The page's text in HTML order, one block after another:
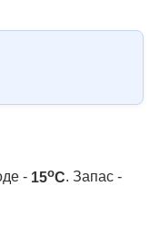
- 15оС. Запас -